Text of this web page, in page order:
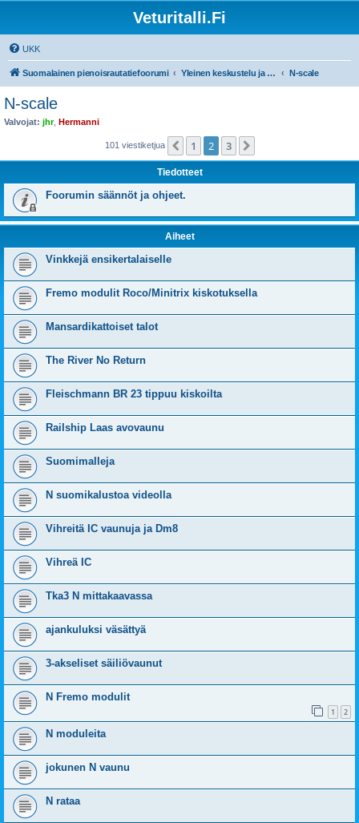
Veturitalli.Fi
UKK
Suomalainen pienoisrautatiefoorumi Yleinen keskustelu ja muut mittakaavat N-scale
N-scale
Valvojat: jhr, Hermanni
101 viestiketjua Edellinen
1 2 3
Tiedotteet
Foorumin säännöt ja ohjeet.
Aiheet
Vinkkejä ensikertalaiselle
Fremo modulit Roco/Minitrix kiskotuksella
Mansardikattoiset talot
The River No Return
Fleischmann BR 23 tippuu kiskoilta
Railship Laas avovaunu
Suomimalleja
N suomikalustoa videolla
Vihreitä IC vaunuja ja Dm8
Vihreä IC
Tka3 N mittakaavassa
ajankuluksi väsättyä
3-akseliset säiliövaunut
N Fremo modulit
1 2
N moduleita
jokunen N vaunu
N rataa